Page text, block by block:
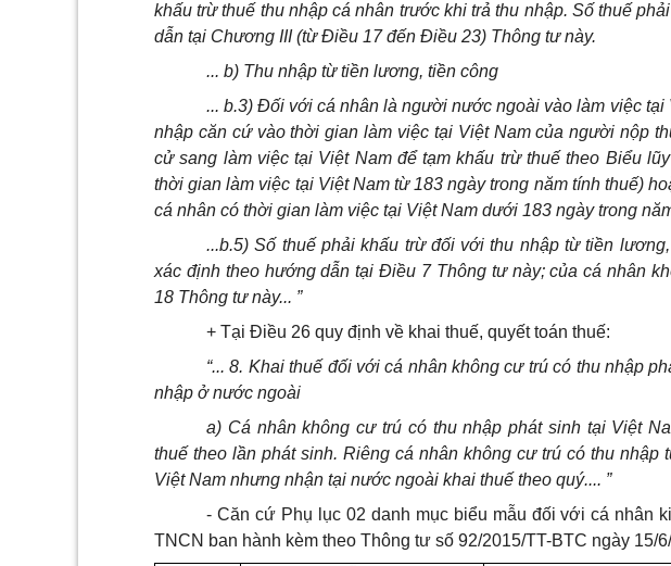
khấu trừ thuế thu nhập cá nhân trước khi trả thu nhập. Số thuế
dẫn tại Chương III (từ Điều 17 đến Điều 23) Thông tư này.
... b) Thu nhập từ tiền lương, tiền công
... b.3) Đối với cá nhân là người nước ngoài vào làm việc tại
nhập căn cứ vào thời gian làm việc tại Việt Nam của người nộp
cử sang làm việc tại Việt Nam để tạm khấu trừ thuế theo Biểu
thời gian làm việc tại Việt Nam từ 183 ngày trong năm tính thuế)
cá nhân có thời gian làm việc tại Việt Nam dưới 183 ngày trong
...b.5) Số thuế phải khấu trừ đối với thu nhập từ tiền
xác định theo hướng dẫn tại Điều 7 Thông tư này; của cá nhân
18 Thông tư này... ”
+ Tại Điều 26 quy định về khai thuế, quyết toán thuế:
“... 8. Khai thuế đối với cá nhân không cư trú có thu nhập
nhập ở nước ngoài
a) Cá nhân không cư trú có thu nhập phát sinh tại Việt
thuế theo lần phát sinh. Riêng cá nhân không cư trú có thu nhập
Việt Nam nhưng nhận tại nước ngoài khai thuế theo quý.... ”
- Căn cứ Phụ lục 02 danh mục biểu mẫu đối với cá nhân
TNCN ban hành kèm theo Thông tư số 92/2015/TT-BTC ngày 15/